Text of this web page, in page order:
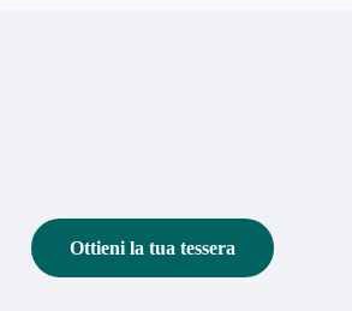
Ottieni la tua tessera